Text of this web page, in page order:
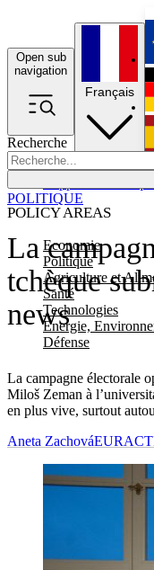
Open sub
navigation
Recherche
POLICY AREAS
Economie
Politique
Agriculture et
Santé
Technologies
Energie,
Défense
Français
La
tchèque
news
La campagne électorale
Miloš Zeman à
en plus vive, surtout
POLITIQUE
Aneta Zachová